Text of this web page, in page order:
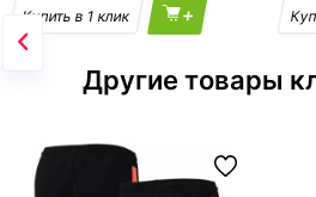
+
Другие товары